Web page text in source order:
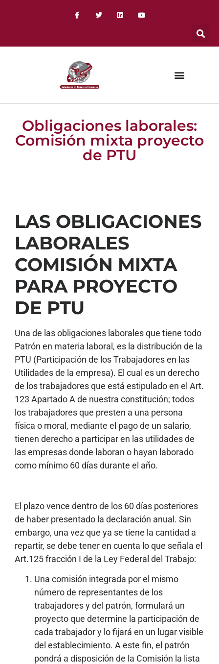
Obligaciones laborales:
Comisión mixta proyecto
de PTU
LAS OBLIGACIONES
LABORALES
COMISIÓN MIXTA
PARA PROYECTO
DE PTU
Una de las obligaciones laborales que tiene todo
Patrón en materia laboral, es la distribución de la
PTU (Participación de los Trabajadores en las
Utilidades de la empresa). El cual es un derecho
de los trabajadores que está estipulado en el Art.
123 Apartado A de nuestra constitución; todos
los trabajadores que presten a una persona
física o moral, mediante el pago de un salario,
tienen derecho a participar en las utilidades de
las empresas donde laboran o hayan laborado
como mínimo 60 días durante el año.
El plazo vence dentro de los 60 días posteriores
de haber presentado la declaración anual. Sin
embargo, una vez que ya se tiene la cantidad a
repartir, se debe tener en cuenta lo que señala el
Art.125 fracción I de la Ley Federal del Trabajo:
Una comisión integrada por el mismo
número de representantes de los
trabajadores y del patrón, formulará un
proyecto que determine la participación de
cada trabajador y lo fijará en un lugar visible
del establecimiento. A este fin, el patrón
pondrá a disposición de la Comisión la lista